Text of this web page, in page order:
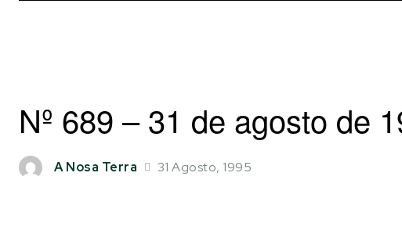
Nº 689 – 31 de agosto de
A Nosa Terra 31 Agosto, 1995